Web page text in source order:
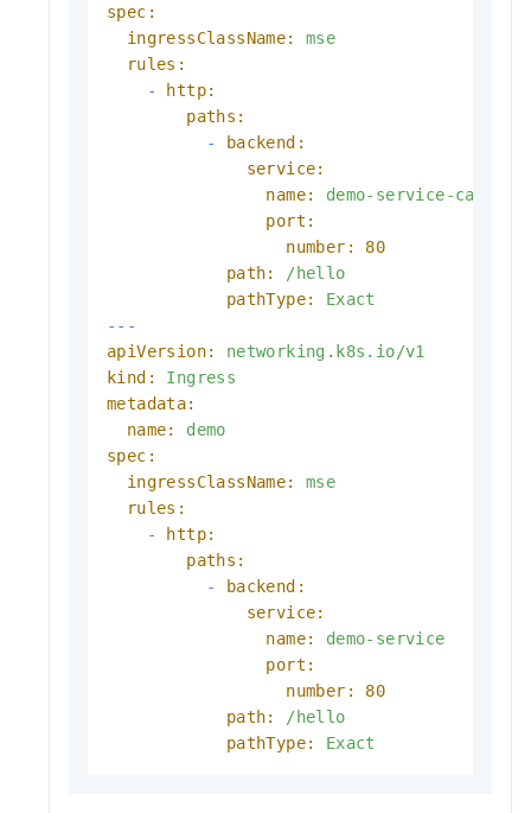
spec:
ingressClassName:
mse
rules:
-
http:
paths:
-
backend:
service:
name:
demo-service-canary
port:
number:
80
path:
/hello
pathType:
Exact
---
apiVersion:
networking.k8s.io/v1
kind:
Ingress
metadata:
name:
demo
spec:
ingressClassName:
mse
rules:
-
http:
paths:
-
backend:
service:
name:
demo-service
port:
number:
80
path:
/hello
pathType:
Exact